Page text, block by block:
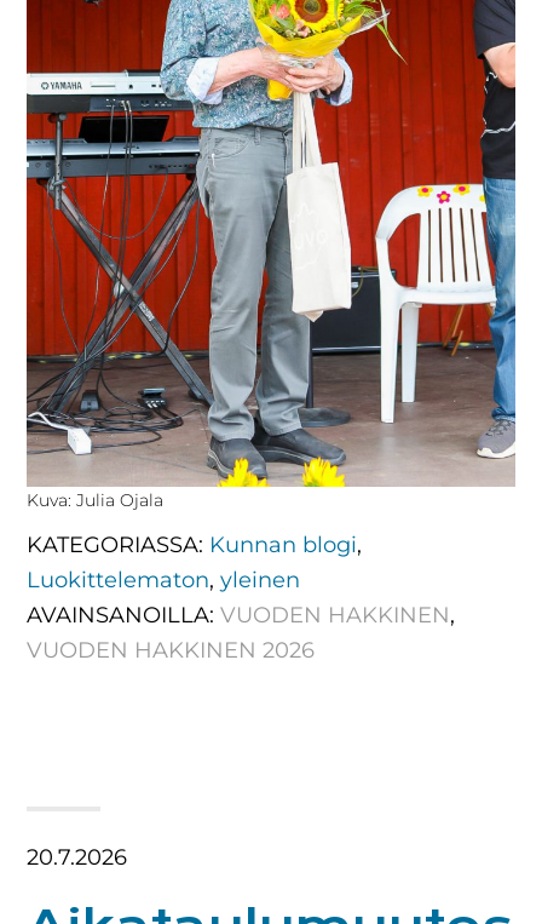
Kuva: Julia Ojala
KATEGORIASSA: Kunnan blogi,
Luokittelematon,yleinen
AVAINSANOILLA:VUODEN HAKKINEN,
VUODEN HAKKINEN 2026
20.7.2026